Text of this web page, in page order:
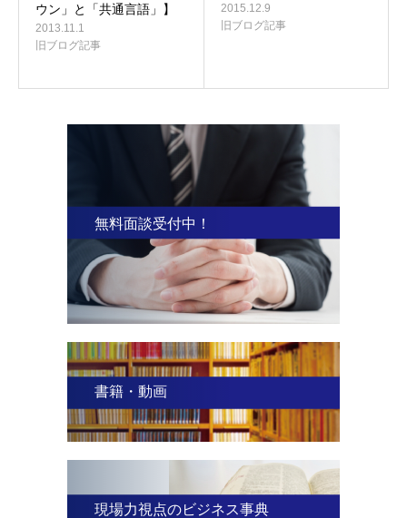
ウン」と「共通言語」】
2013.11.1
旧ブログ記事
2015.12.9
旧ブログ記事
無料面談受付中！
書籍・動画
現場力視点のビジネス事典